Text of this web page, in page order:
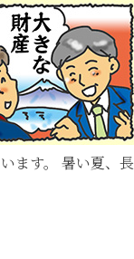
ます。 暑い夏、長